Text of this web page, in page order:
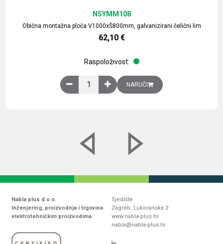
Obična montažna ploča V1000xŠ800mm, galvanizirani čelični lim
NSYMM108
62,10 €
Raspoloživost:
Obična montažna ploča V1000xŠ800mm,
NARUČI
Nabla plus d.o.o.
Inženjering, proizvodnja i trgovina
elektrotehničkim proizvodima
Sjedište
Zagreb, Lukoranska 2
www.nabla-plus.hr
nabla@nabla-plus.hr